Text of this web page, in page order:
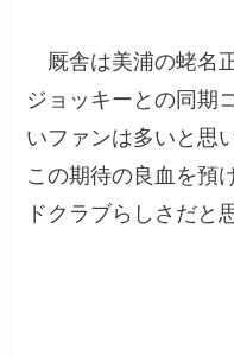
厩舎は美浦の蛯名
ジョッキーとの同期
いファンは多いと思
この期待の良血を預
ドクラブらしさだと